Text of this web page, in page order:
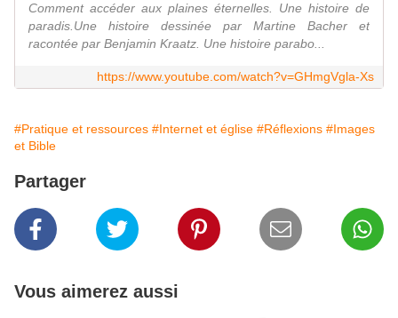
Comment accéder aux plaines éternelles. Une histoire de
paradis.Une histoire dessinée par Martine Bacher et
racontée par Benjamin Kraatz. Une histoire parabo...
https://www.youtube.com/watch?v=GHmgVgla-Xs
#Pratique et ressources #Internet et église #Réflexions #Images
et Bible
Partager
Vous aimerez aussi